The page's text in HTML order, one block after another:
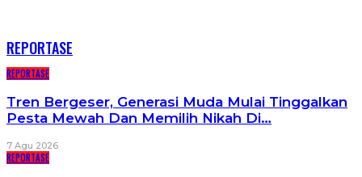
REPORTASE
REPORTASE
Tren Bergeser, Generasi Muda Mulai Tinggalkan
Pesta Mewah Dan Memilih Nikah Di…
7 Agu 2026
REPORTASE